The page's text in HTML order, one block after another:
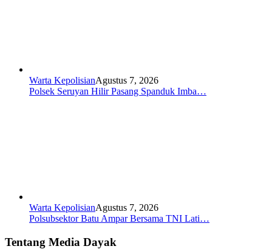
Warta KepolisianAgustus 7, 2026
Polsek Seruyan Hilir Pasang Spanduk Imba…
Warta KepolisianAgustus 7, 2026
Polsubsektor Batu Ampar Bersama TNI Lati…
Tentang Media Dayak